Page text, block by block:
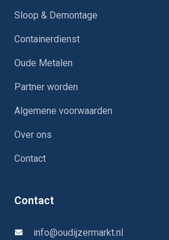
Sloop & Demontage
Containerdienst
Oude Metalen
Partner worden
Algemene voorwaarden
Over ons
Contact
Contact
info@oudijzermarkt.nl